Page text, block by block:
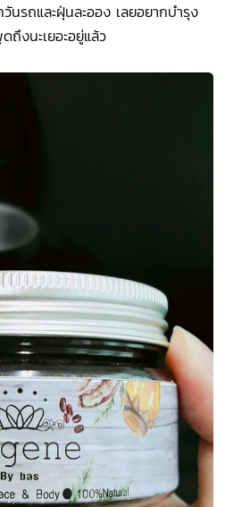
นรถและฝุ่นละออง เลยอยากบำรุง
งนะเยอะอยู่แล้ว